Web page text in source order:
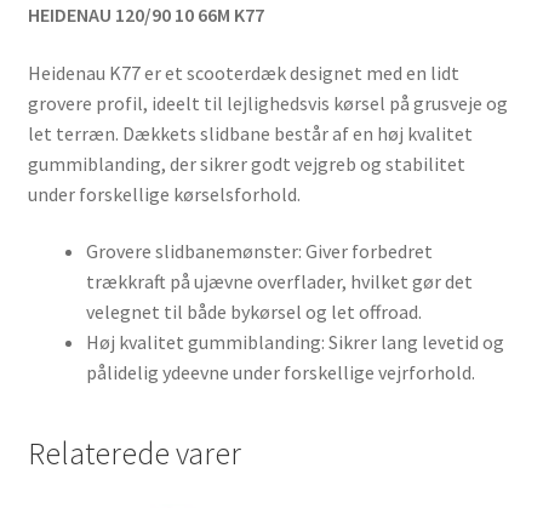
HEIDENAU 120/90 10 66M K77
Heidenau K77 er et scooterdæk designet med en lidt
grovere profil, ideelt til lejlighedsvis kørsel på grusveje og
let terræn. Dækkets slidbane består af en høj kvalitet
gummiblanding, der sikrer godt vejgreb og stabilitet
under forskellige kørselsforhold.
Grovere slidbanemønster: Giver forbedret
trækkraft på ujævne overflader, hvilket gør det
velegnet til både bykørsel og let offroad.
Høj kvalitet gummiblanding: Sikrer lang levetid og
pålidelig ydeevne under forskellige vejrforhold.
Relaterede varer